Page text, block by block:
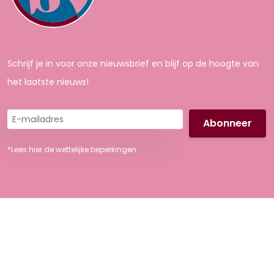
Schrijf je in voor onze nieuwsbrief en blijf op de hoogte van
het laatste nieuws!
E-
mailadres
*Lees hier de wettelijke beperkingen